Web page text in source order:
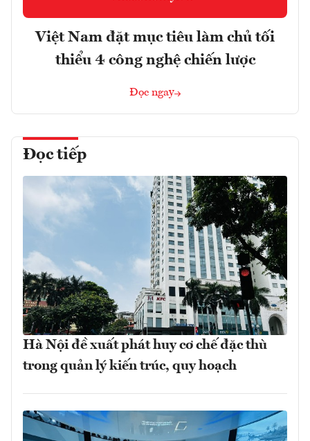
Việt Nam đặt mục tiêu làm chủ tối
thiểu 4 công nghệ chiến lược
Đọc ngay
Đọc tiếp
Hà Nội đề xuất phát huy cơ chế đặc thù
trong quản lý kiến trúc, quy hoạch